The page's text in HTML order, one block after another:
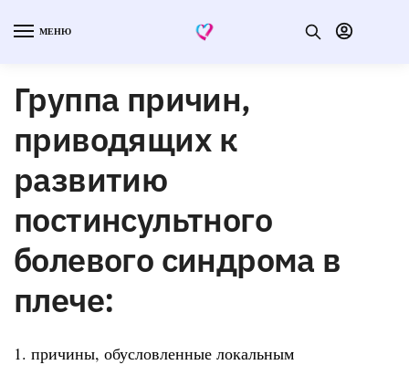
МЕНЮ
Группа причин,
приводящих к
развитию
постинсультного
болевого синдрома в
плече:
1. причины, обусловленные локальным